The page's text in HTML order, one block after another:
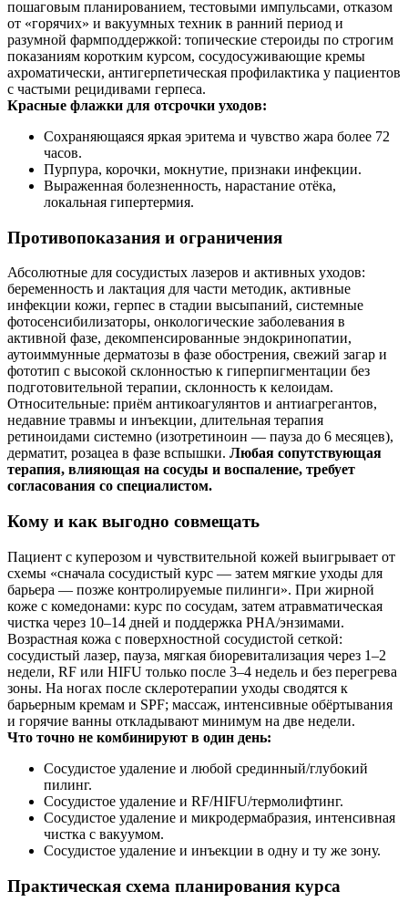
пошаговым планированием, тестовыми импульсами, отказом
от «горячих» и вакуумных техник в ранний период и
разумной фармподдержкой: топические стероиды по строгим
показаниям коротким курсом, сосудосуживающие кремы
ахроматически, антигерпетическая профилактика у пациентов
с частыми рецидивами герпеса.
Красные флажки для отсрочки уходов:
Сохраняющаяся яркая эритема и чувство жара более 72
часов.
Пурпура, корочки, мокнутие, признаки инфекции.
Выраженная болезненность, нарастание отёка,
локальная гипертермия.
Противопоказания и ограничения
Абсолютные для сосудистых лазеров и активных уходов:
беременность и лактация для части методик, активные
инфекции кожи, герпес в стадии высыпаний, системные
фотосенсибилизаторы, онкологические заболевания в
активной фазе, декомпенсированные эндокринопатии,
аутоиммунные дерматозы в фазе обострения, свежий загар и
фототип с высокой склонностью к гиперпигментации без
подготовительной терапии, склонность к келоидам.
Относительные: приём антикоагулянтов и антиагрегантов,
недавние травмы и инъекции, длительная терапия
ретиноидами системно (изотретиноин — пауза до 6 месяцев),
дерматит, розацеа в фазе вспышки. Любая сопутствующая
терапия, влияющая на сосуды и воспаление, требует
согласования со специалистом.
Кому и как выгодно совмещать
Пациент с куперозом и чувствительной кожей выигрывает от
схемы «сначала сосудистый курс — затем мягкие уходы для
барьера — позже контролируемые пилинги». При жирной
коже с комедонами: курс по сосудам, затем атравматическая
чистка через 10–14 дней и поддержка PHA/энзимами.
Возрастная кожа с поверхностной сосудистой сеткой:
сосудистый лазер, пауза, мягкая биоревитализация через 1–2
недели, RF или HIFU только после 3–4 недель и без перегрева
зоны. На ногах после склеротерапии уходы сводятся к
барьерным кремам и SPF; массаж, интенсивные обёртывания
и горячие ванны откладывают минимум на две недели.
Что точно не комбинируют в один день:
Сосудистое удаление и любой срединный/глубокий
пилинг.
Сосудистое удаление и RF/HIFU/термолифтинг.
Сосудистое удаление и микродермабразия, интенсивная
чистка с вакуумом.
Сосудистое удаление и инъекции в одну и ту же зону.
Практическая схема планирования курса